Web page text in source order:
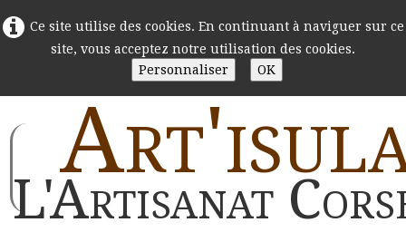
Ce site utilise des cookies. En continuant à naviguer sur ce
site, vous acceptez notre utilisation des cookies.
Personnaliser
OK
L'Artisanat